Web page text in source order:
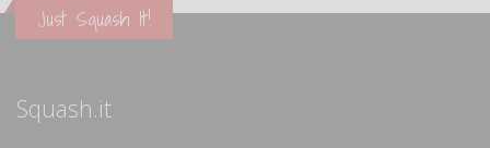
Just Squash It!
Squash.it